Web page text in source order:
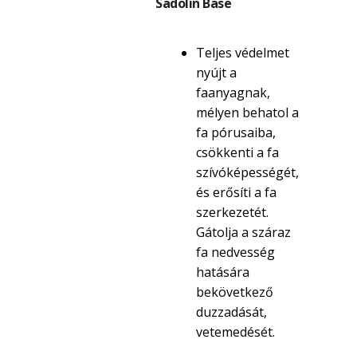
Teljes védelmet
nyújt a
faanyagnak,
mélyen behatol a
fa pórusaiba,
csökkenti a fa
szívóképességét,
és erősíti a fa
szerkezetét.
Gátolja a száraz
fa nedvesség
hatására
bekövetkező
duzzadását,
vetemedését.